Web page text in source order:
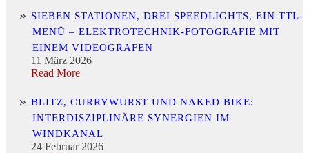
SIEBEN STATIONEN, DREI SPEEDLIGHTS, EIN TTL-
MENÜ – ELEKTROTECHNIK-FOTOGRAFIE MIT
EINEM VIDEOGRAFEN
11 März 2026
Read More
BLITZ, CURRYWURST UND NAKED BIKE:
INTERDISZIPLINÄRE SYNERGIEN IM
WINDKANAL
24 Februar 2026